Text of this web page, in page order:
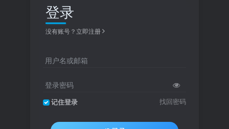
登录
没有账号？立即注册
用户名或邮箱
登录密码
记住登录 找回密码